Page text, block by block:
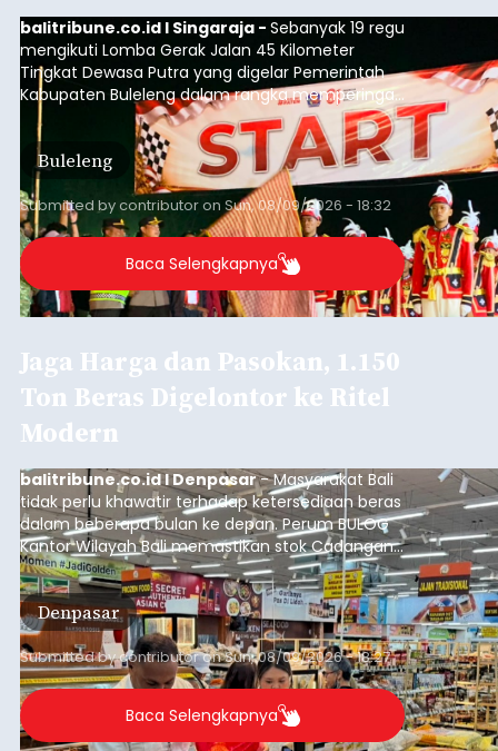
balitribune.co.id I Singaraja - Sebanyak 19 regu
mengikuti Lomba Gerak Jalan 45 Kilometer
Tingkat Dewasa Putra yang digelar Pemerintah
Kabupaten Buleleng dalam rangka memperingati
HUT ke-81 Kemerdekaan Republik Indonesia.
Lomba resmi dimulai dari Lapangan Sepak Bola
Desa Celukan Bawang, Sabtu (8/8/2026) malam.
Buleleng
Submitted bycontributoron Sun, 08/09/2026 - 18:32
Baca Selengkapnya
Jaga Harga dan Pasokan, 1.150
Ton Beras Digelontor ke Ritel
Modern
balitribune.co.id I Denpasar- Masyarakat Bali
tidak perlu khawatir terhadap ketersediaan beras
dalam beberapa bulan ke depan. Perum BULOG
Kantor Wilayah Bali memastikan stok Cadangan
Beras Pemerintah (CBP) masih dalam kondisi
aman, bahkan diproyeksikan mampu memenuhi
kebutuhan masyarakat hingga sekitar 10 bulan.
Denpasar
Submitted bycontributoronSun, 08/09/2026 - 18:27
Baca Selengkapnya